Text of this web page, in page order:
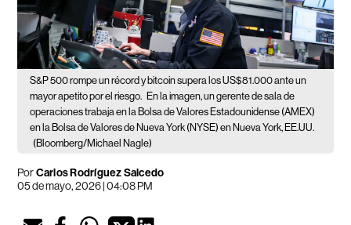
S&P 500 rompe un récord y bitcoin supera los US$81.000 ante un
mayor apetito por el riesgo. En la imagen, un gerente de sala de
operaciones trabaja en la Bolsa de Valores Estadounidense (AMEX)
en la Bolsa de Valores de Nueva York (NYSE) en Nueva York, EE.UU.
(Bloomberg/Michael Nagle)
PorCarlos Rodríguez Salcedo
05 de mayo, 2026 | 04:08 PM